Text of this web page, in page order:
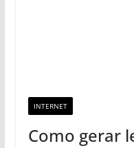
INTERNET
Como gerar